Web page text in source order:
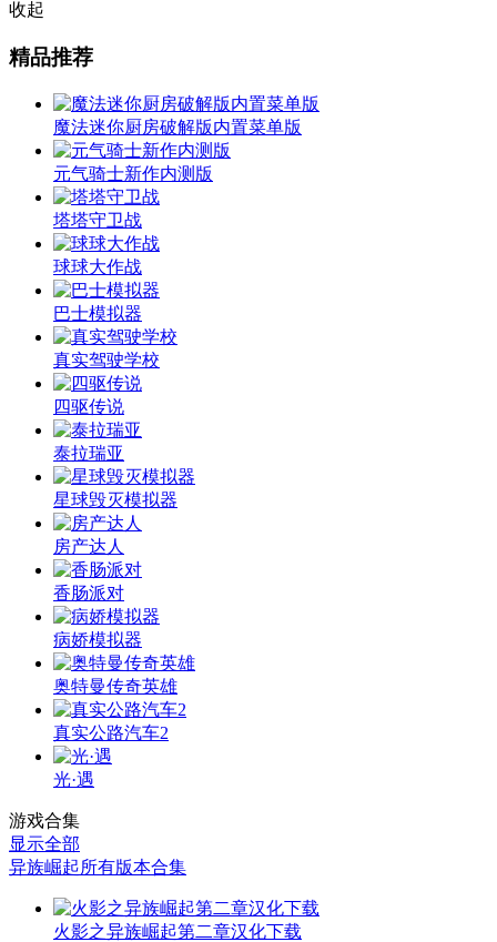
收起
精品推荐
魔法迷你厨房破解版内置菜单版
元气骑士新作内测版
塔塔守卫战
球球大作战
巴士模拟器
真实驾驶学校
四驱传说
泰拉瑞亚
星球毁灭模拟器
房产达人
香肠派对
病娇模拟器
奥特曼传奇英雄
真实公路汽车2
光·遇
游戏合集
显示全部
异族崛起所有版本合集
火影之异族崛起第二章汉化下载